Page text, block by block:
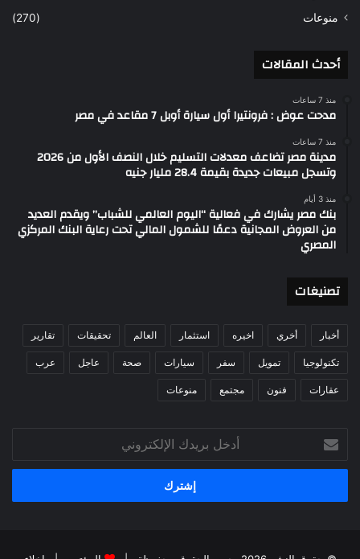
منوعات
(270)
أحدث المقالات
منذ 7 ساعات
مدحت عوض : فرونتيرا أول سيارة أوبل 7 مقاعد في مصر
منذ 7 ساعات
مدينة مصر تضاعف معدلات التسليم خلال النصف الأول من 2026
وتسجل مبيعات جديدة بقيمة 28.4 مليار جنيه
منذ 3 أيام
بنك مصر يشارك في فعالية “اليوم العالمي للشباب” ويقدم العديد
من العروض المجانية دعمًا للشمول المالي تحت رعاية البنك المركزي
المصري
تصنيغات
أخبار أخري اخيره استثمار العالم تحقيقات تقارير
تكنولوجيا تمويل سفر سيارات صحة عاجل عرب
عقارات فنون مجتمع منوعات
بريدك
الإلكتروني